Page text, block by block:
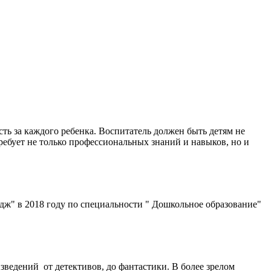
за каждого ребенка. Воспитатель должен быть детям не
не только профессиональных знаний и навыков, но и
в 2018 году по специальности " Дошкольное образование"
от детективов, до фантастики. В более зрелом